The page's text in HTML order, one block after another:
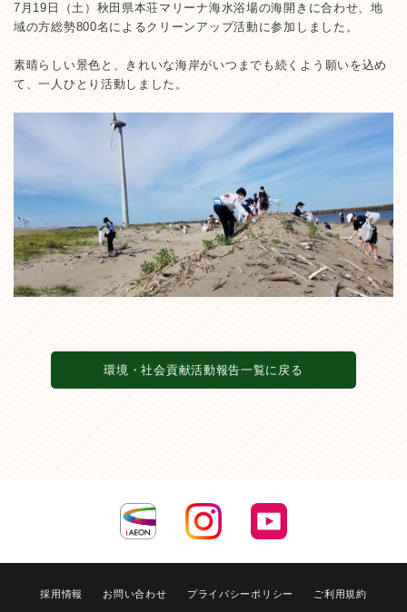
7月19日（土）秋田県本荘マリーナ海水浴場の海開きに合わせ、地
域の方総勢800名によるクリーンアップ活動に参加しました。
素晴らしい景色と、きれいな海岸がいつまでも続くよう願いを込め
て、一人ひとり活動しました。
環境・社会貢献活動報告一覧に戻る
採用情報 お問い合わせ プライバシーポリシー ご利用規約